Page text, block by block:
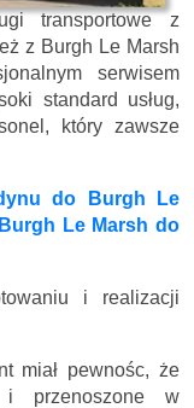
transportowe z
z Burgh Le Marsh
serwisem
standard usług,
który zawsze
do Burgh Le
Le Marsh do
i realizacji
miał pewnośc, że
i przenoszone w